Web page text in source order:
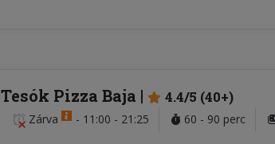
Tesók Pizza Baja 4.4/5 (40+)
Zárva - 11:00 - 21:25 60 - 90 perc